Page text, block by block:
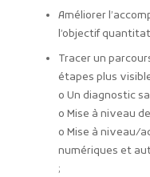
Améliorer
l’objectif
Tracer un
étapes plus
o Un diagnostic
o Mise à niveau
o Mise à niveau/
numériques et
;